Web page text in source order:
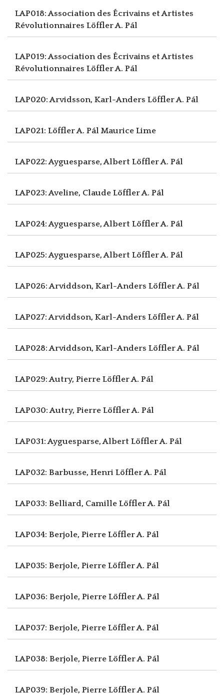
LAP018: Association des Écrivains et Artistes
Révolutionnaires Löffler A. Pál
LAP019: Association des Écrivains et Artistes
Révolutionnaires Löffler A. Pál
LAP020: Arvidsson, Karl-Anders Löffler A. Pál
LAP021: Löffler A. Pál Maurice Lime
LAP022: Ayguesparse, Albert Löffler A. Pál
LAP023: Aveline, Claude Löffler A. Pál
LAP024: Ayguesparse, Albert Löffler A. Pál
LAP025: Ayguesparse, Albert Löffler A. Pál
LAP026: Arviddson, Karl-Anders Löffler A. Pál
LAP027: Arviddson, Karl-Anders Löffler A. Pál
LAP028: Arviddson, Karl-Anders Löffler A. Pál
LAP029: Autry, Pierre Löffler A. Pál
LAP030: Autry, Pierre Löffler A. Pál
LAP031: Ayguesparse, Albert Löffler A. Pál
LAP032: Barbusse, Henri Löffler A. Pál
LAP033: Belliard, Camille Löffler A. Pál
LAP034: Berjole, Pierre Löffler A. Pál
LAP035: Berjole, Pierre Löffler A. Pál
LAP036: Berjole, Pierre Löffler A. Pál
LAP037: Berjole, Pierre Löffler A. Pál
LAP038: Berjole, Pierre Löffler A. Pál
LAP039: Berjole, Pierre Löffler A. Pál